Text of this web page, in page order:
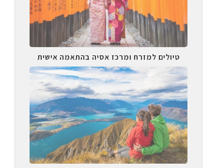
טיולים למזרח ומרכז אסיה בהתאמה אישית